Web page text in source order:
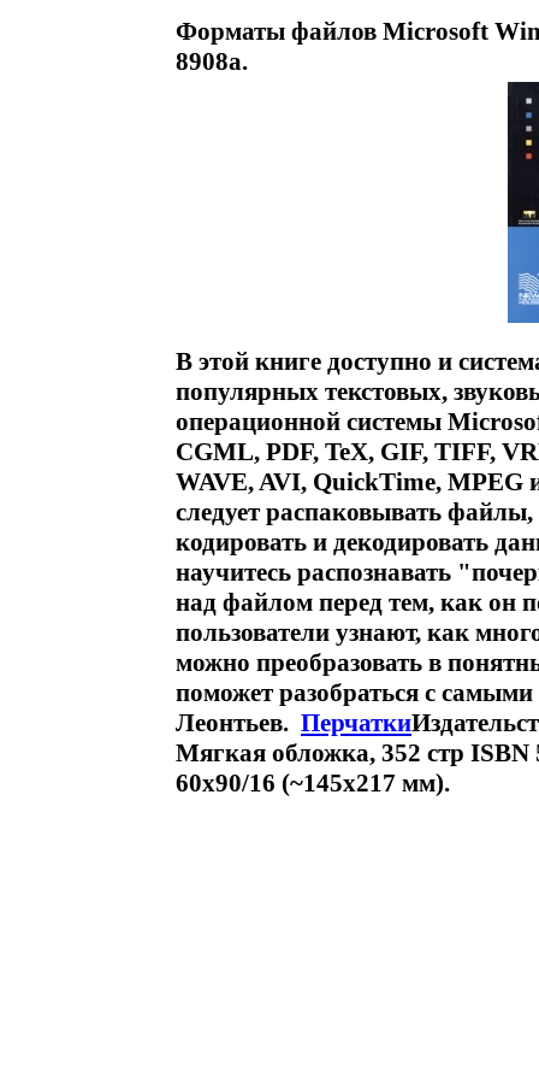
Форматы файлов Microsoft
8908a.
В этой книге доступно и
популярных текстовых,
операционной системы
CGML, PDF, TeX, GIF, TIFF,
WAVE, AVI, QuickTime, MPEG
следует распаковывать
кодировать и декодировать
научитесь распознавать
над файлом перед тем, как
пользователи узнают, как
можно преобразовать в
поможет разобраться с
Леонтьев. Перчатки
Мягкая обложка, 352 стр
60x90/16 (~145х217 мм).